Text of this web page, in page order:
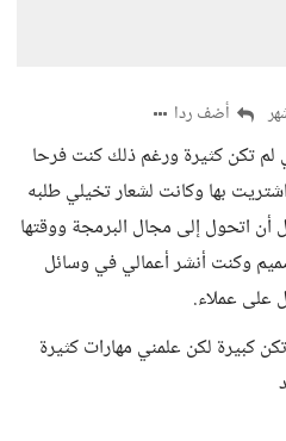
أضف ردا
سوداني لم تكن كثيرة ورغم ذلك كنت فرحا
بها وكانت لشعار تخيلي طلبه
أن اتحول إلى مجال البرمجة ووقتها
وكنت أنشر أعمالي في وسائل
على عملاء.
كبيرة لكن علمني مهارات كثيرة